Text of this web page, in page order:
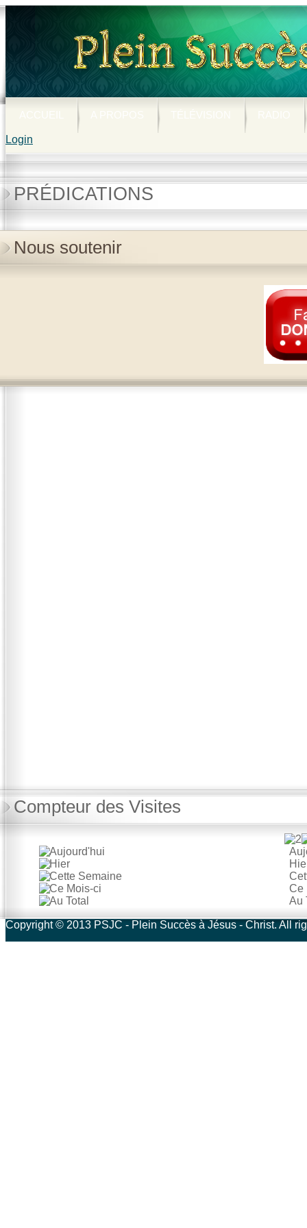
Login
PRÉDICATIONS
Nous soutenir
Compteur des Visites
Ce
Au
Copyright © 2013 PSJC - Plein Succès à Jésus - Christ. All